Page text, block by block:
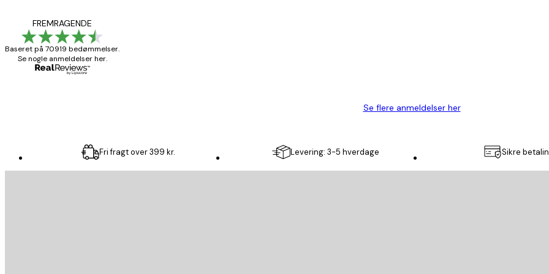
FREMRAGENDE
Baseret på 70919 bedømmelser.
Se nogle anmeldelser her.
Se flere anmeldelser her
Fri fragt over 399 kr. Levering: 3-5 hverdage Sikre